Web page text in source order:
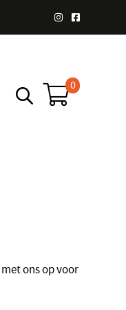
0
met ons op voor